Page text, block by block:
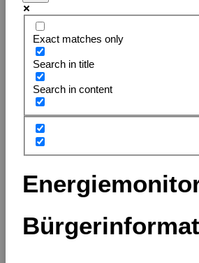
Exact matches only
Search in title
Search in content